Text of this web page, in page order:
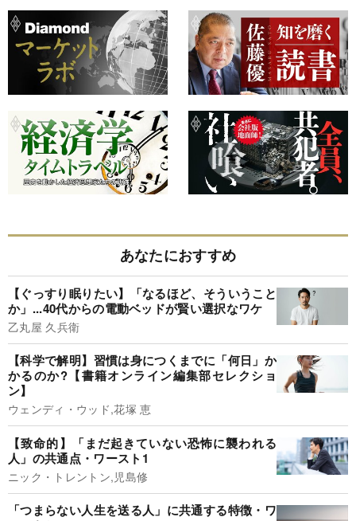
あなたにおすすめ
【ぐっすり眠りたい】「なるほど、そういうこと
か」...40代からの電動ベッドが賢い選択なワケ
乙丸屋 久兵衛
【科学で解明】習慣は身につくまでに「何日」か
かるのか?【書籍オンライン編集部セレクショ
ン】
ウェンディ・ウッド,花塚 恵
【致命的】「まだ起きていない恐怖に襲われる
人」の共通点・ワースト1
ニック・トレントン,児島修
「つまらない人生を送る人」に共通する特徴・ワ